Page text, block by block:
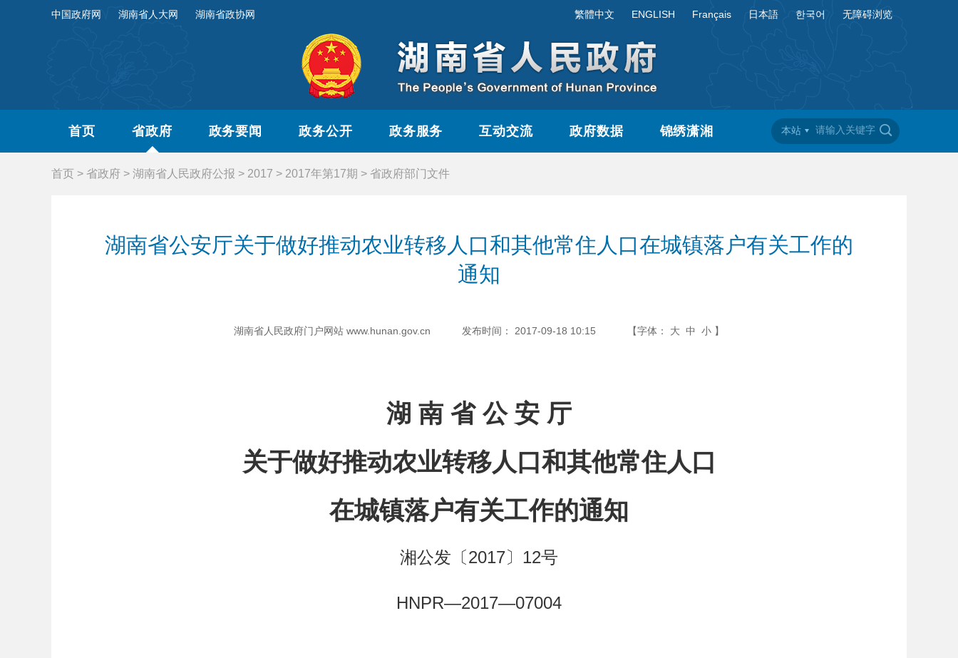
中国政府网 湖南省人大网 湖南省政协网 繁體中文 ENGLISH Français 日本語 한국어 无障碍浏览
首页 省政府 政务要闻 政务公开 政务服务 互动交流 政府数据 锦绣潇湘 本站
首页 > 省政府 > 湖南省人民政府公报 > 2017 > 2017年第17期 > 省政府部门文件
湖南省公安厅关于做好推动农业转移人口和其他常住人口在城镇落户有关工作的
通知
湖南省人民政府门户网站 www.hunan.gov.cn 发布时间： 2017-09-18 10:15 【字体： 大 中 小 】
湖 南 省 公 安 厅
关于做好推动农业转移人口和其他常住人口
在城镇落户有关工作的通知
湘公发〔2017〕12号
HNPR—2017—07004